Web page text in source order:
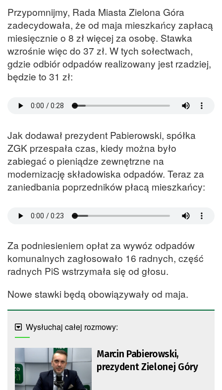
Przypomnijmy, Rada Miasta Zielona Góra
zadecydowała, że od maja mieszkańcy zapłacą
miesięcznie o 8 zł więcej za osobę. Stawka
wzrośnie więc do 37 zł. W tych sołectwach,
gdzie odbiór odpadów realizowany jest rzadziej,
będzie to 31 zł:
Jak dodawał prezydent Pabierowski, spółka
ZGK przespała czas, kiedy można było
zabiegać o pieniądze zewnętrzne na
modernizację składowiska odpadów. Teraz za
zaniedbania poprzedników płacą mieszkańcy:
Za podniesieniem opłat za wywóz odpadów
komunalnych zagłosowało 16 radnych, część
radnych PiS wstrzymała się od głosu.
Nowe stawki będą obowiązywały od maja.
Wysłuchaj całej rozmowy:
Marcin Pabierowski,
prezydent Zielonej Góry